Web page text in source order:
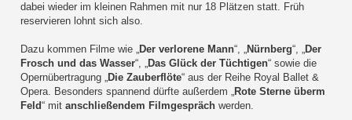
dabei wieder im kleinen Rahmen mit nur 18 Plätzen statt. Früh
reservieren lohnt sich also.
Dazu kommen Filme wie „Der verlorene Mann“, „Nürnberg“, „Der
Frosch und das Wasser“, „Das Glück der Tüchtigen“ sowie die
Opernübertragung „Die Zauberflöte“ aus der Reihe Royal Ballet &
Opera. Besonders spannend dürfte außerdem „Rote Sterne überm
Feld“ mitanschließendem Filmgespräch werden.